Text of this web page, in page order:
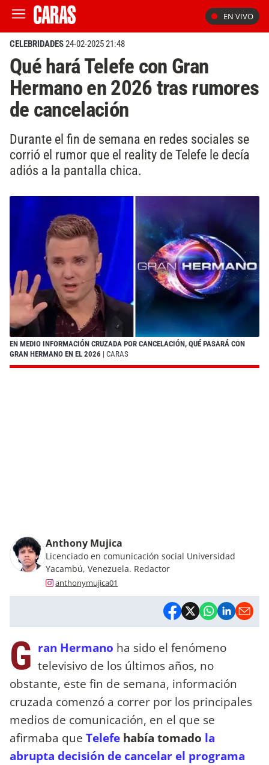
EN VIVO
CELEBRIDADES24-02-2025 21:48
Qué hará Telefe con Gran
Hermano en 2026 tras rumores
de cancelación
Durante el fin de semana en redes sociales se
corrió el rumor que el reality de Telefe le decía
adiós a la pantalla chica.
EN MEDIO INFORMACIÓN CRUZADA POR CANCELACIÓN, QUÉ PASARÁ CON
GRAN HERMANO EN EL 2026 | CARAS
Anthony Mujica
Licenciado en comunicación social Universidad
Yacambú, Venezuela. Redactor
anthonymujica01
G ran Hermano ha sido el fenómeno
televisivo de los últimos años, no
obstante, este fin de semana, información
cruzada comenzó a correr por los principales
medios de comunicación, en el que se
afirmaba que Telefe había tomado la
abrupta decisión de cancelar el programa